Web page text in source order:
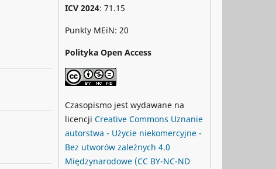
ICV 2024: 71.15
Punkty MEiN: 20
Polityka Open Access
Czasopismo jest wydawane na
licencji Creative Commons Uznanie
autorstwa - Użycie niekomercyjne -
Bez utworów zależnych 4.0
Międzynarodowe (CC BY-NC-ND